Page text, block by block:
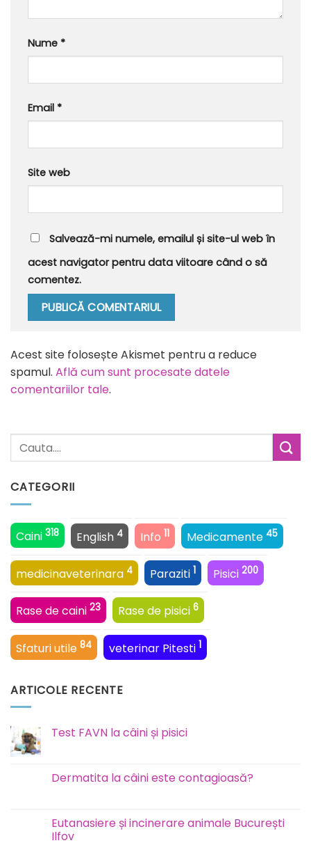
CATEGORII
Caini 318 English 4 Info 11 Medicamente 45
medicinaveterinara 4 Paraziti 1 Pisici 200
Rase de caini 23 Rase de pisici 6
Sfaturi utile 84 veterinar Pitesti 1
ARTICOLE RECENTE
Test FAVN la câini și pisici
Test
FAVN
pisici
Dermatita la câini este contagioasă?
Dermatita
la
câini
Eutanasiere și incinerare animale București
Ilfov
Nume *
Email *
Site web
Salvează-mi numele, emailul și site-ul web în
acest navigator pentru data viitoare când o să
comentez.
Acest site folosește Akismet pentru a reduce
spamul. Află cum sunt procesate datele
comentariilor tale.